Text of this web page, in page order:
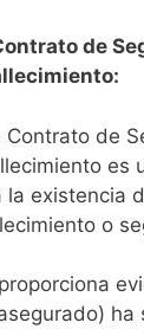
de
de
es
la existencia
o
ha